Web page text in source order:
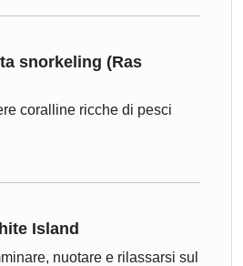
snorkeling (Ras
coralline ricche di pesci
Island
nuotare e rilassarsi sul